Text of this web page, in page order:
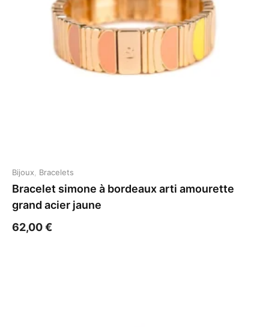
Bijoux Bracelets
Bracelet simone à bordeaux arti amourette
grand acier jaune
62,00€